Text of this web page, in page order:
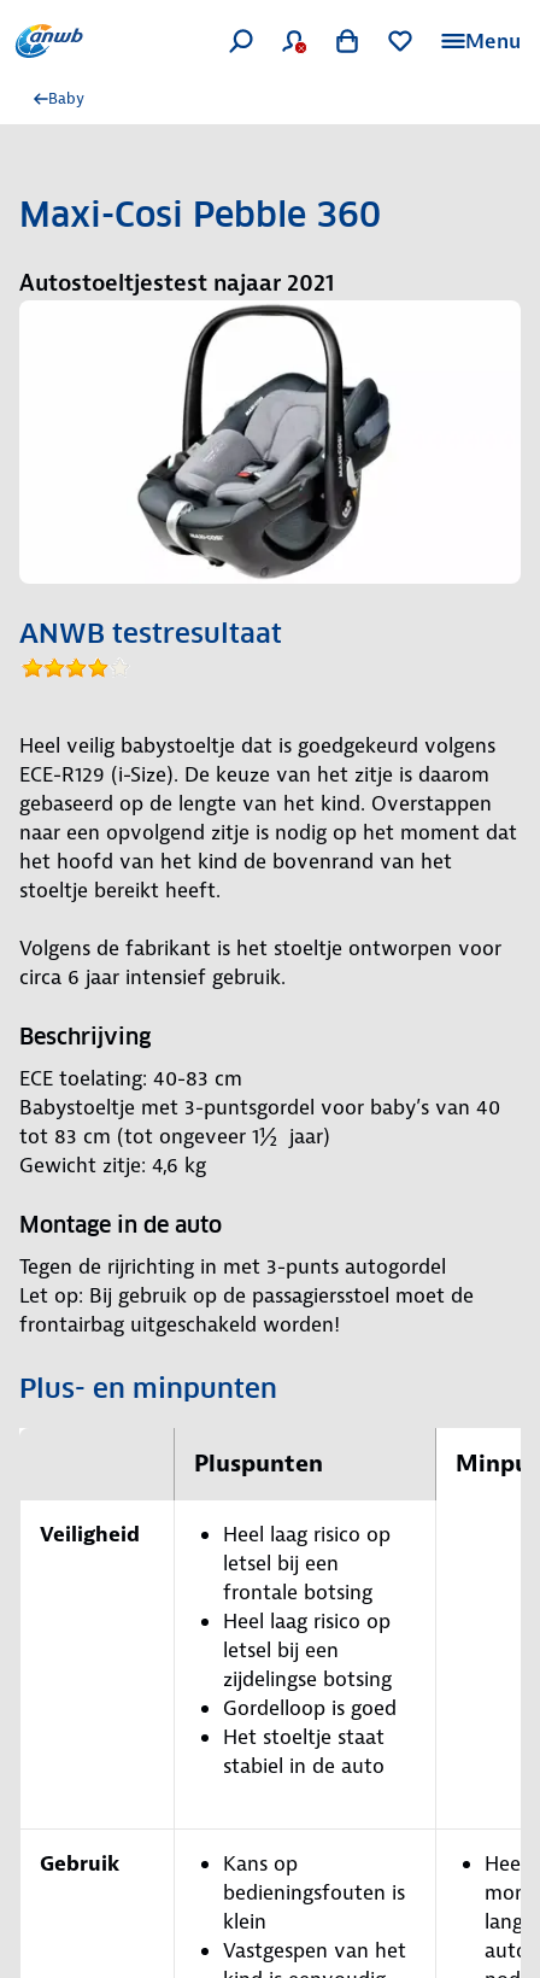
Menu
Baby
Maxi-Cosi Pebble 360
Autostoeltjestest najaar 2021
ANWB testresultaat
Heel veilig babystoeltje dat is goedgekeurd volgens
ECE-R129 (i-Size). De keuze van het zitje is daarom
gebaseerd op de lengte van het kind. Overstappen
naar een opvolgend zitje is nodig op het moment dat
het hoofd van het kind de bovenrand van het
stoeltje bereikt heeft.
Volgens de fabrikant is het stoeltje ontworpen voor
circa 6 jaar intensief gebruik.
Beschrijving
ECE toelating: 40-83 cm
Babystoeltje met 3-puntsgordel voor baby’s van 40
tot 83 cm (tot ongeveer 1½ jaar)
Gewicht zitje: 4,6 kg
Montage in de auto
Tegen de rijrichting in met 3-punts autogordel
Let op: Bij gebruik op de passagiersstoel moet de
frontairbag uitgeschakeld worden!
Plus- en minpunten
Pluspunten
Veiligheid
Heel laag risico op
letsel bij een
frontale botsing
Heel laag risico op
letsel bij een
zijdelingse botsing
Gordelloop is goed
Het stoeltje staat
stabiel in de auto
Gebruik
Kans op
bedieningsfouten is
klein
Vastgespen van het
lange